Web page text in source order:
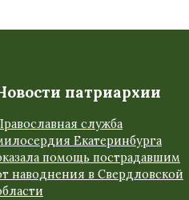
патриархии
служба
Екатеринбурга
помощь пострадавшим
наводнения в Свердловской